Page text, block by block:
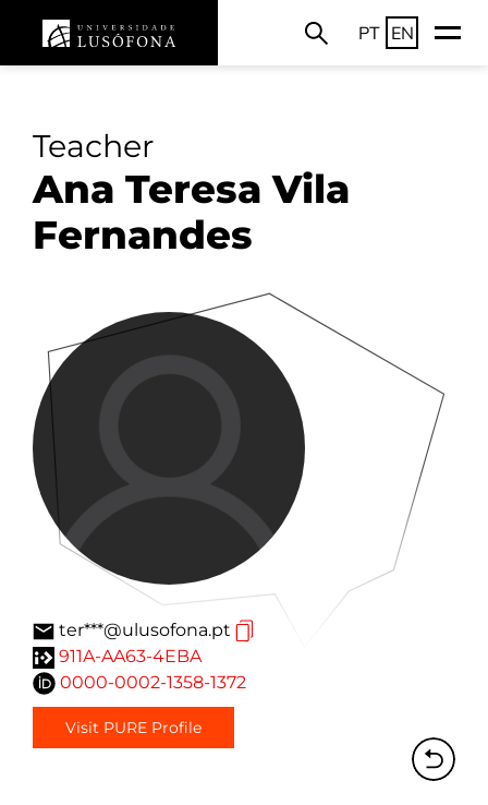
PT EN
Teacher
Ana Teresa Vila
Fernandes
ter***@ulusofona.pt
911A-AA63-4EBA
0000-0002-1358-1372
Visit PURE Profile